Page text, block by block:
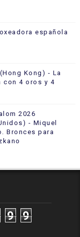
española
Kong) - La
con 4 oros y 4
2026
- Miquel
Bronces para
9 9